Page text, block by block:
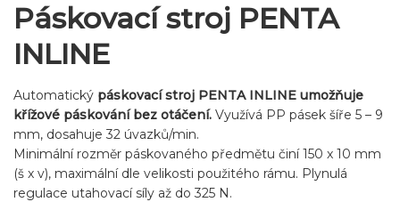
Páskovací stroj PENTA
INLINE
Automatický páskovací stroj PENTA INLINE umožňuje
křížové páskování bez otáčení. Využívá PP pásek šíře 5 – 9
mm, dosahuje 32 úvazků/min.
Minimální rozměr páskovaného předmětu činí 150 x 10 mm
(š x v), maximální dle velikosti použitého rámu. Plynulá
regulace utahovací síly až do 325 N.